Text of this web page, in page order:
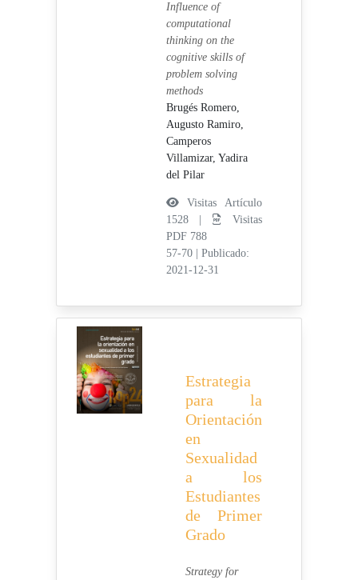
Influence of
computational
thinking on the
cognitive skills of
problem solving
methods
Brugés Romero,
Augusto Ramiro,
Camperos
Villamizar, Yadira
del Pilar
Visitas Artículo
1528 |
Visitas
PDF 788
57-70
Publicado:
2021-12-31
Estrategia
para la
Orientación
en
Sexualidad
a los
Estudiantes
de Primer
Grado
Strategy for